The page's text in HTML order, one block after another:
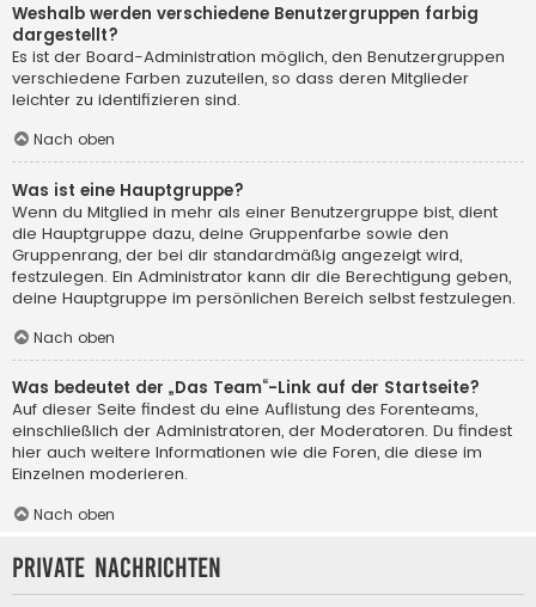
Weshalb werden verschiedene Benutzergruppen farbig
dargestellt?
Es ist der Board-Administration möglich, den Benutzergruppen
verschiedene Farben zuzuteilen, so dass deren Mitglieder
leichter zu identifizieren sind.
Nach oben
Was ist eine Hauptgruppe?
Wenn du Mitglied in mehr als einer Benutzergruppe bist, dient
die Hauptgruppe dazu, deine Gruppenfarbe sowie den
Gruppenrang, der bei dir standardmäßig angezeigt wird,
festzulegen. Ein Administrator kann dir die Berechtigung geben,
deine Hauptgruppe im persönlichen Bereich selbst festzulegen.
Nach oben
Was bedeutet der „Das Team“-Link auf der Startseite?
Auf dieser Seite findest du eine Auflistung des Forenteams,
einschließlich der Administratoren, der Moderatoren. Du findest
hier auch weitere Informationen wie die Foren, die diese im
Einzelnen moderieren.
Nach oben
Private Nachrichten